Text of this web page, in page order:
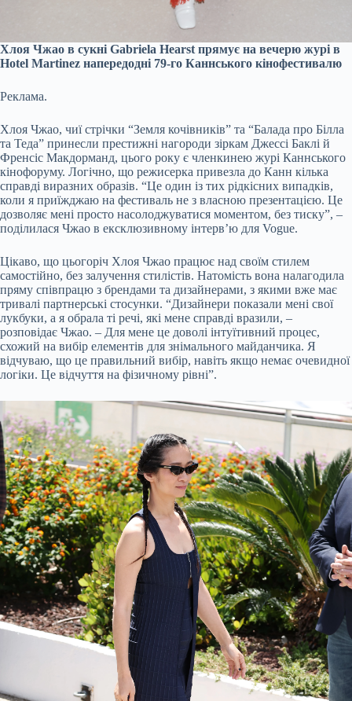
Хлоя Чжао в сукні Gabriela Hearst прямує на вечерю журі в
Hotel Martinez напередодні 79-го Каннського кінофестивалю
Реклама.
Хлоя Чжао, чиї стрічки “Земля кочівників” та “Балада про Білла
та Теда” принесли престижні нагороди зіркам Джессі Баклі й
Френсіс Макдорманд, цього року є членкинею журі Каннського
кінофоруму. Логічно, що режисерка привезла до Канн кілька
справді виразних образів. “Це один із тих рідкісних випадків,
коли я приїжджаю на фестиваль не з власною презентацією. Це
дозволяє мені просто насолоджуватися моментом, без тиску”, –
поділилася Чжао в ексклюзивному інтерв’ю для Vogue.
Цікаво, що цьогоріч Хлоя Чжао працює над своїм стилем
самостійно, без залучення стилістів. Натомість вона налагодила
пряму співпрацю з брендами та дизайнерами, з якими вже має
тривалі партнерські стосунки. “Дизайнери показали мені свої
лукбуки, а я обрала ті речі, які мене справді вразили, –
розповідає Чжао. – Для мене це доволі інтуїтивний процес,
схожий на вибір елементів для знімального майданчика. Я
відчуваю, що це правильний вибір, навіть якщо немає очевидної
логіки. Це відчуття на фізичному рівні”.